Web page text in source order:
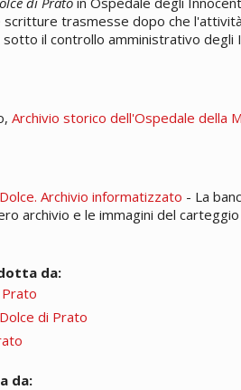
trasmesse dopo che
il controllo amministrativo degli
Archivio storico dell'Ospedale della
Archivio informatizzato - La
archivio e le immagini del
da:
di Prato
da: